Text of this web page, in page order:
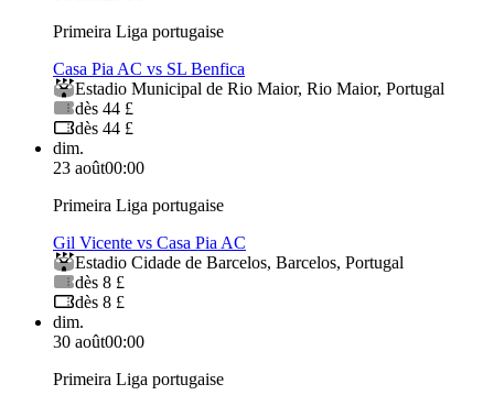
Primeira Liga portugaise
Casa Pia AC vs SL Benfica
Estadio Municipal de Rio Maior, Rio Maior, Portugal
dès 44 £
dès 44 £
dim.
23 août00:00
Primeira Liga portugaise
Gil Vicente vs Casa Pia AC
Estadio Cidade de Barcelos, Barcelos, Portugal
dès 8 £
dès 8 £
dim.
30 août00:00
Primeira Liga portugaise